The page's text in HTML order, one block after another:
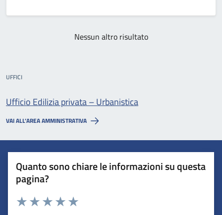
Nessun altro risultato
UFFICI
Ufficio Edilizia privata – Urbanistica
VAI ALL’AREA AMMINISTRATIVA
Quanto sono chiare le informazioni su questa
pagina?